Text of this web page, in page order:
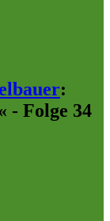
:
- Folge 34